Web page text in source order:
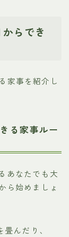
らでき
家事を紹介し
る家事ルー
あなたでも大
ら始めましょ
畳んだり、